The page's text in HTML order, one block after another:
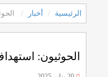
الرئيسية أخبار
الحوثيون: